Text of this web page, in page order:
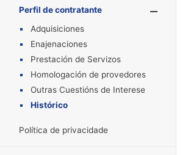
Perfil de contratante
Adquisiciones
Enajenaciones
Prestación de Servizos
Homologación de provedores
Outras Cuestións de Interese
Histórico
Política de privacidade